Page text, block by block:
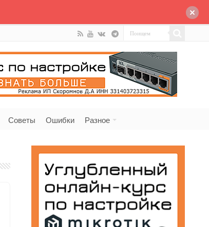
Советы Ошибки Разное